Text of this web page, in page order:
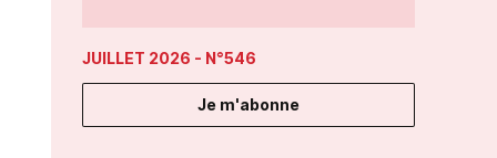
JUILLET 2026 - N°546
Je m'abonne